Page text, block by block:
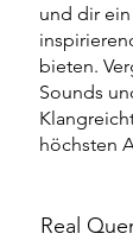
und dir
bieten.
Sounds
höchsten
Real